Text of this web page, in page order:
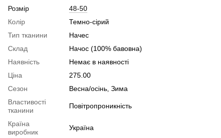
Розмір
48-50
Колір
Темно-сірий
Тип тканини
Начес
Склад
Начос (100% бавовна)
Наявність
Немає в наявності
Ціна
275.00
Сезон
Весна/осінь, Зима
Властивості
тканини
Повітропроникність
Країна
виробник
Україна